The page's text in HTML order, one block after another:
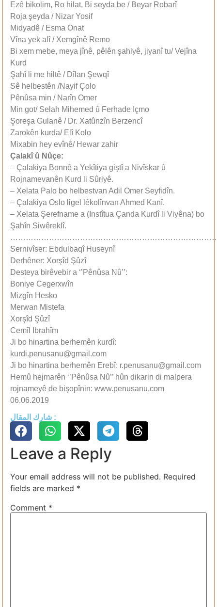
Ezê bikolim, Ro hilat, Bi seyda be / Beyar Robarî
Roja şeyda / Nizar Yosif
Midyadê / Esma Onat
Vîna yek alî / Xemgînê Remo
Bi xem mebe, meya jînê, pêlên şahiyê, jiyanî tu/ Vejîna
Kurd
Şahî li me hiltê / Dîlan Şewqî
Sê helbestên /Nayif Çolo
Pênûsa min / Narîn Omer
Min got/ Selah Mihemed û Ferhade Içmo
Şoreşa Gulanê / Dr. Xatûnzîn Berzencî
Zarokên kurda/ Elî Kolo
Mixabin hey evînê/ Hewar zahir
Çalakî û Nûçe:
– Çalakiya Bonnê a Yekîtiya giştî a Nivîskar û
Rojnamevanên Kurd li Sûriyê.
– Xelata Palo bo helbestvan Adil Omer Seyfidîn.
– Çalakiya Oslo ligel lêkolînvan Ahmed Kanî.
– Xelata Şerefname a (Instîtua Çanda Kurdî li Viyêna) bo
Şahîn Siwêreklî.
Sernivîser: Ebdulbaqî Huseynî
Derhêner: Xorşîd Şûzî
Desteya birêvebir a ‘’Pênûsa Nû’’:
Boniye Cegerxwîn
Mizgîn Hesko
Merwan Mistefa
Xorşîd Şûzî
Cemîl Ibrahîm
Ji bo hinartina berhemên kurdî:
kurdi.penusanu@gmail.com
Ji bo hinartina berhemên Erebî: r.penusanu@gmail.com
Hemû hejmarên ‘’Pênûsa Nû’’ hûn dikarin di malpera
rojnameyê de bişopînin: www.penusanu.com
06.06.2019
شارك المقال :
Leave a Reply
Your email address will not be published. Required
fields are marked *
Comment *